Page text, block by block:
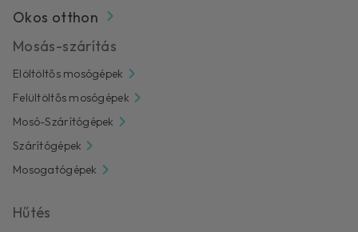
Okos otthon
Mosás-szárítás
Elöltöltős mosógépek
Felültöltős mosógépek
Mosó-Szárítógépek
Szárítógépek
Mosogatógépek
Hűtés